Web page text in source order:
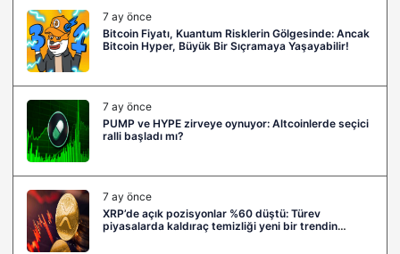
7 ay önce
Bitcoin Fiyatı, Kuantum Risklerin Gölgesinde: Ancak
Bitcoin Hyper, Büyük Bir Sıçramaya Yaşayabilir!
7 ay önce
PUMP ve HYPE zirveye oynuyor: Altcoinlerde seçici
ralli başladı mı?
7 ay önce
XRP’de açık pozisyonlar %60 düştü: Türev
piyasalarda kaldıraç temizliği yeni bir trendin